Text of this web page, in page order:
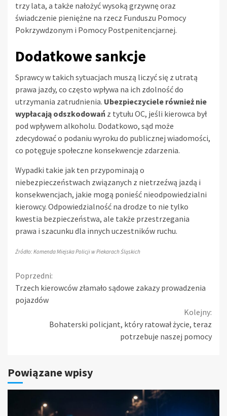
trzy lata, a także nałożyć wysoką grzywnę oraz
świadczenie pieniężne na rzecz Funduszu Pomocy
Pokrzywdzonym i Pomocy Postpenitencjarnej.
Dodatkowe sankcje
Sprawcy w takich sytuacjach muszą liczyć się z utratą
prawa jazdy, co często wpływa na ich zdolność do
utrzymania zatrudnienia. Ubezpieczyciele również nie
wypłacają odszkodowań z tytułu OC, jeśli kierowca był
pod wpływem alkoholu. Dodatkowo, sąd może
zdecydować o podaniu wyroku do publicznej wiadomości,
co potęguje społeczne konsekwencje zdarzenia.
Wypadki takie jak ten przypominają o
niebezpieczeństwach związanych z nietrzeźwą jazdą i
konsekwencjach, jakie mogą ponieść nieodpowiedzialni
kierowcy. Odpowiedzialność na drodze to nie tylko
kwestia bezpieczeństwa, ale także przestrzegania
prawa i szacunku dla innych uczestników ruchu.
Źródło: Komenda Miejska Policji w Piekarach Śląskich
Continue
Reading
Poprzedni:
Trzech kierowców złamało sądowe zakazy prowadzenia
pojazdów
Kolejny:
Bohaterski policjant, który ratował życie, teraz
potrzebuje naszej pomocy
Powiązane wpisy